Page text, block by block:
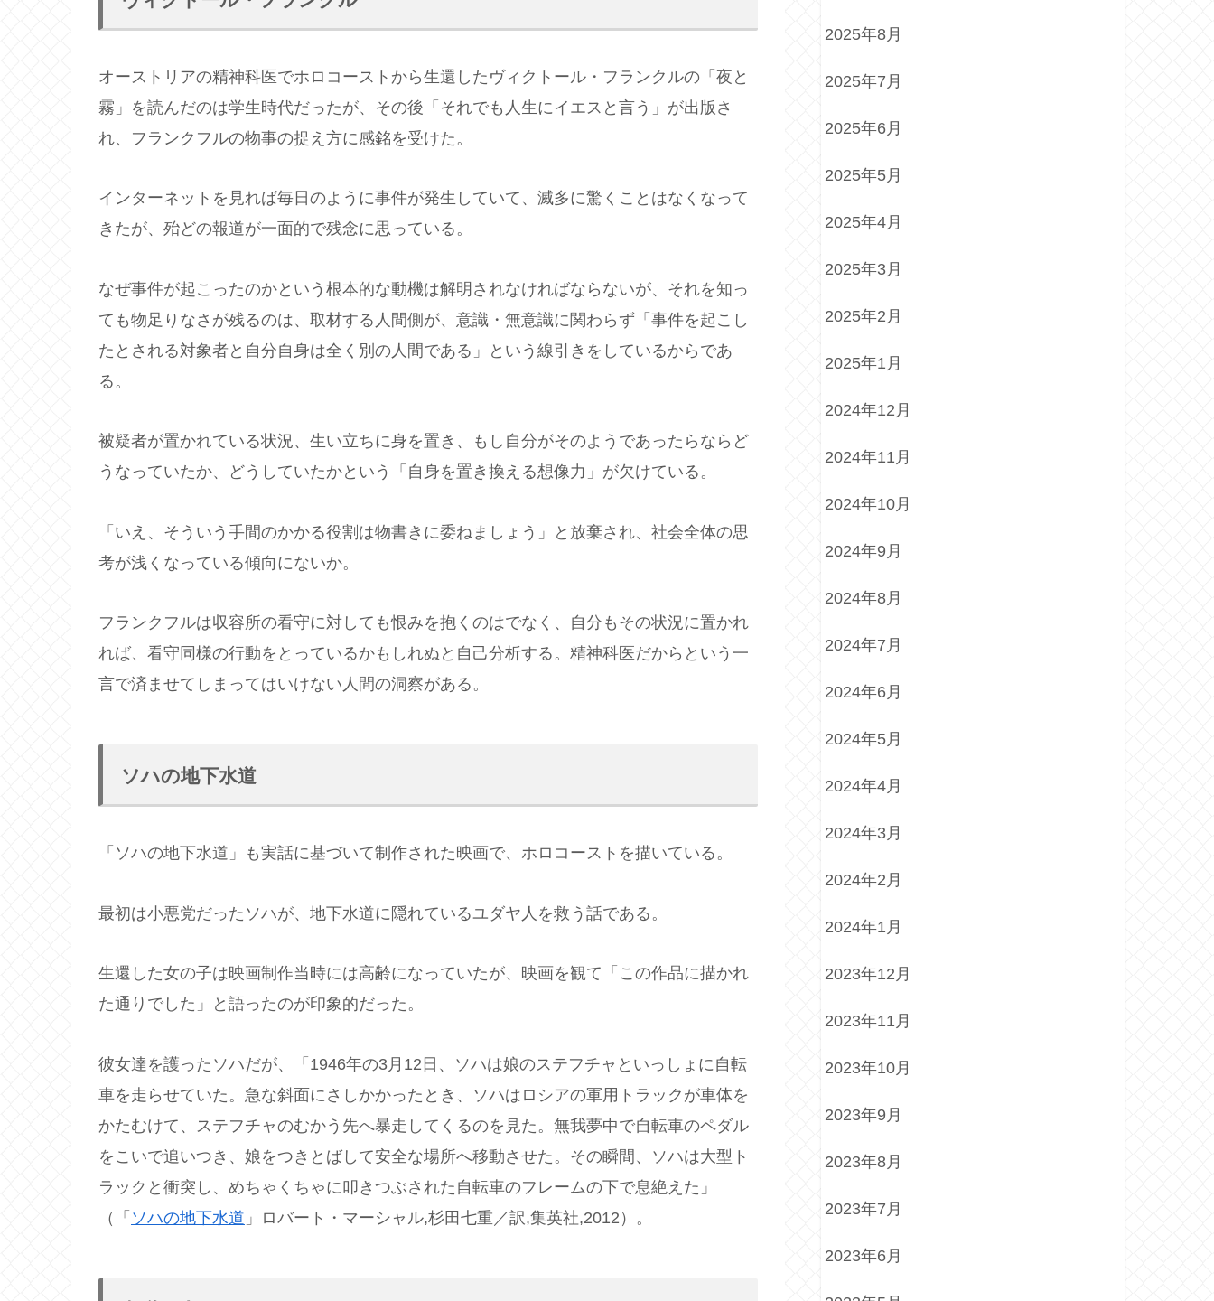
オーストリアの精神科医でホロコーストから生還したヴィクトール・フランクルの「夜と
霧」を読んだのは学生時代だったが、その後「それでも人生にイエスと言う」が出版さ
れ、フランクフルの物事の捉え方に感銘を受けた。
インターネットを見れば毎日のように事件が発生していて、滅多に驚くことはなくなって
きたが、殆どの報道が一面的で残念に思っている。
なぜ事件が起こったのかという根本的な動機は解明されなければならないが、それを知っ
ても物足りなさが残るのは、取材する人間側が、意識・無意識に関わらず「事件を起こし
たとされる対象者と自分自身は全く別の人間である」という線引きをしているからであ
る。
被疑者が置かれている状況、生い立ちに身を置き、もし自分がそのようであったらならど
うなっていたか、どうしていたかという「自身を置き換える想像力」が欠けている。
「いえ、そういう手間のかかる役割は物書きに委ねましょう」と放棄され、社会全体の思
考が浅くなっている傾向にないか。
フランクフルは収容所の看守に対しても恨みを抱くのはでなく、自分もその状況に置かれ
れば、看守同様の行動をとっているかもしれぬと自己分析する。精神科医だからという一
言で済ませてしまってはいけない人間の洞察がある。
ソハの地下水道
「ソハの地下水道」も実話に基づいて制作された映画で、ホロコーストを描いている。
最初は小悪党だったソハが、地下水道に隠れているユダヤ人を救う話である。
生還した女の子は映画制作当時には高齢になっていたが、映画を観て「この作品に描かれ
た通りでした」と語ったのが印象的だった。
彼女達を護ったソハだが、「1946年の3月12日、ソハは娘のステフチャといっしょに自転
車を走らせていた。急な斜面にさしかかったとき、ソハはロシアの軍用トラックが車体を
かたむけて、ステフチャのむかう先へ暴走してくるのを見た。無我夢中で自転車のペダル
をこいで追いつき、娘をつきとばして安全な場所へ移動させた。その瞬間、ソハは大型ト
ラックと衝突し、めちゃくちゃに叩きつぶされた自転車のフレームの下で息絶えた」
（「 ソハの地下水道 」ロバート・マーシャル,杉田七重／訳,集英社,2012）。
2025年8月
2025年7月
2025年6月
2025年5月
2025年4月
2025年3月
2025年2月
2025年1月
2024年12月
2024年11月
2024年10月
2024年9月
2024年8月
2024年7月
2024年6月
2024年5月
2024年4月
2024年3月
2024年2月
2024年1月
2023年12月
2023年11月
2023年10月
2023年9月
2023年8月
2023年7月
2023年6月